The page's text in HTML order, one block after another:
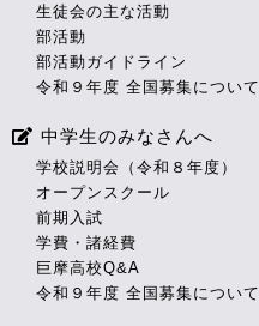
生徒会の主な活動
部活動
部活動ガイドライン
令和９年度 全国募集について
中学生のみなさんへ
学校説明会（令和８年度）
オープンスクール
前期入試
学費・諸経費
巨摩高校Q&A
令和９年度 全国募集について